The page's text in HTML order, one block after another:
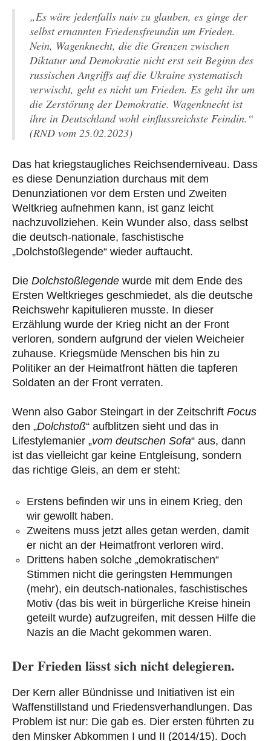
„Es wäre jedenfalls naiv zu glauben, es ginge der
selbst ernannten Friedensfreundin um Frieden.
Nein, Wagenknecht, die die Grenzen zwischen
Diktatur und Demokratie nicht erst seit Beginn des
russischen Angriffs auf die Ukraine systematisch
verwischt, geht es nicht um Frieden. Es geht ihr um
die Zerstörung der Demokratie. Wagenknecht ist
ihre in Deutschland wohl einflussreichste Feindin.“
(RND vom 25.02.2023)
Das hat kriegstaugliches Reichsenderniveau. Dass
es diese Denunziation durchaus mit dem
Denunziationen vor dem Ersten und Zweiten
Weltkrieg aufnehmen kann, ist ganz leicht
nachzuvollziehen. Kein Wunder also, dass selbst
die deutsch-nationale, faschistische
„Dolchstoßlegende“ wieder auftaucht.
Die Dolchstoßlegende wurde mit dem Ende des
Ersten Weltkrieges geschmiedet, als die deutsche
Reichswehr kapitulieren musste. In dieser
Erzählung wurde der Krieg nicht an der Front
verloren, sondern aufgrund der vielen Weicheier
zuhause. Kriegsmüde Menschen bis hin zu
Politiker an der Heimatfront hätten die tapferen
Soldaten an der Front verraten.
Wenn also Gabor Steingart in der Zeitschrift Focus
den „Dolchstoß“ aufblitzen sieht und das in
Lifestylemanier „vom deutschen Sofa“ aus, dann
ist das vielleicht gar keine Entgleisung, sondern
das richtige Gleis, an dem er steht:
Erstens befinden wir uns in einem Krieg, den
wir gewollt haben.
Zweitens muss jetzt alles getan werden, damit
er nicht an der Heimatfront verloren wird.
Drittens haben solche „demokratischen“
Stimmen nicht die geringsten Hemmungen
(mehr), ein deutsch-nationales, faschistisches
Motiv (das bis weit in bürgerliche Kreise hinein
geteilt wurde) aufzugreifen, mit dessen Hilfe die
Nazis an die Macht gekommen waren.
Der Frieden lässt sich nicht delegieren.
Der Kern aller Bündnisse und Initiativen ist ein
Waffenstillstand und Friedensverhandlungen. Das
Problem ist nur: Die gab es. Dier ersten führten zu
den Minsker Abkommen I und II (2014/15). Doch